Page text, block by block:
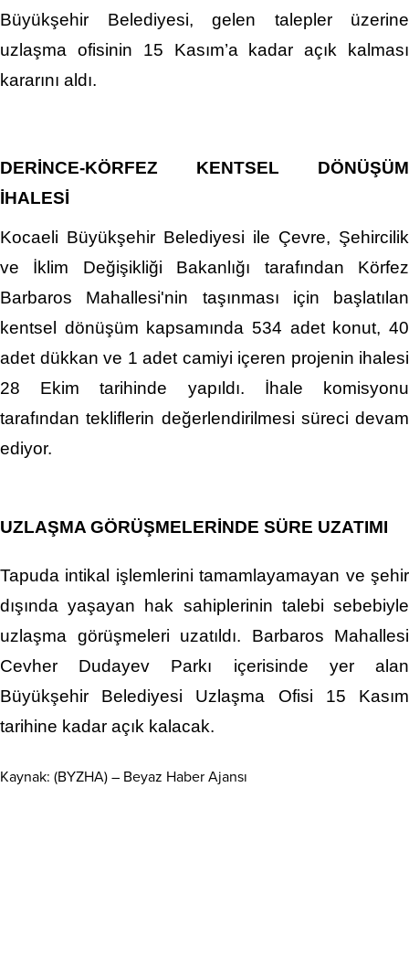
Büyükşehir Belediyesi, gelen talepler üzerine
uzlaşma ofisinin 15 Kasım’a kadar açık kalması
kararını aldı.
DERİNCE-KÖRFEZ KENTSEL DÖNÜŞÜM
İHALESİ
Kocaeli Büyükşehir Belediyesi ile Çevre, Şehircilik
ve İklim Değişikliği Bakanlığı tarafından Körfez
Barbaros Mahallesi'nin taşınması için başlatılan
kentsel dönüşüm kapsamında 534 adet konut, 40
adet dükkan ve 1 adet camiyi içeren projenin ihalesi
28 Ekim tarihinde yapıldı. İhale komisyonu
tarafından tekliflerin değerlendirilmesi süreci devam
ediyor.
UZLAŞMA GÖRÜŞMELERİNDE SÜRE UZATIMI
Tapuda intikal işlemlerini tamamlayamayan ve şehir
dışında yaşayan hak sahiplerinin talebi sebebiyle
uzlaşma görüşmeleri uzatıldı. Barbaros Mahallesi
Cevher Dudayev Parkı içerisinde yer alan
Büyükşehir Belediyesi Uzlaşma Ofisi 15 Kasım
tarihine kadar açık kalacak.
Kaynak: (BYZHA) – Beyaz Haber Ajansı